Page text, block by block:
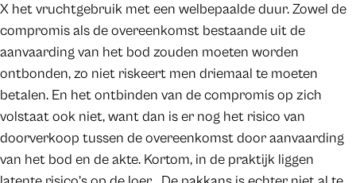
X het vruchtgebruik met een welbepaalde duur. Zowel de
compromis als de overeenkomst bestaande uit de
aanvaarding van het bod zouden moeten worden
ontbonden, zo niet riskeert men driemaal te moeten
betalen. En het ontbinden van de compromis op zich
volstaat ook niet, want dan is er nog het risico van
doorverkoop tussen de overeenkomst door aanvaarding
van het bod en de akte. Kortom, in de praktijk liggen